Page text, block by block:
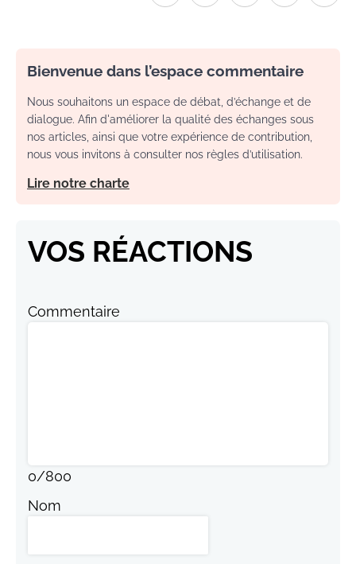
Bienvenue dans l’espace commentaire
Nous souhaitons un espace de débat, d’échange et de
dialogue. Afin d'améliorer la qualité des échanges sous
nos articles, ainsi que votre expérience de contribution,
nous vous invitons à consulter nos règles d’utilisation.
Lire notre charte
VOS RÉACTIONS
Commentaire
0/800
Nom